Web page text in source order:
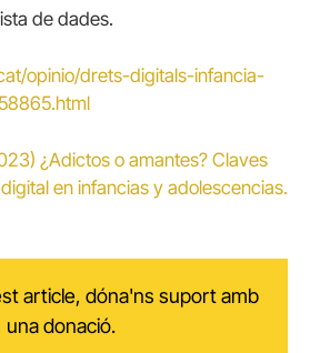
de dades.
opinio/drets-digitals-infancia-
¿Adictos o amantes? Claves
en infancias y adolescencias.
article, dóna'ns suport amb
una donació.